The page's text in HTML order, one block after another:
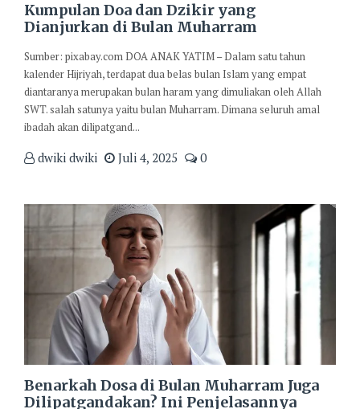
Kumpulan Doa dan Dzikir yang
Dianjurkan di Bulan Muharram
Sumber: pixabay.com DOA ANAK YATIM – Dalam satu tahun
kalender Hijriyah, terdapat dua belas bulan Islam yang empat
diantaranya merupakan bulan haram yang dimuliakan oleh Allah
SWT. salah satunya yaitu bulan Muharram. Dimana seluruh amal
ibadah akan dilipatgand...
dwiki dwiki Juli 4, 2025 0
Benarkah Dosa di Bulan Muharram Juga
Dilipatgandakan? Ini Penjelasannya